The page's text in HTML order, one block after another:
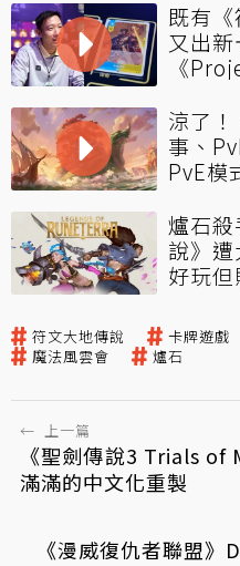
既有
又出
《
涼了
事、
PvE模
爐石
說》
好玩
符文大地傳說 卡牌遊戲
魔法風雲會
爐石
← 上一篇
《聖劍傳說3 Trials of
滿滿的中文化重製
《漫威復仇者聯盟